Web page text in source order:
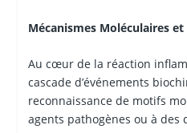
Mécanismes Moléculaires et
Au cœur de la réaction
cascade d’événements
reconnaissance de motifs
agents pathogènes ou à des